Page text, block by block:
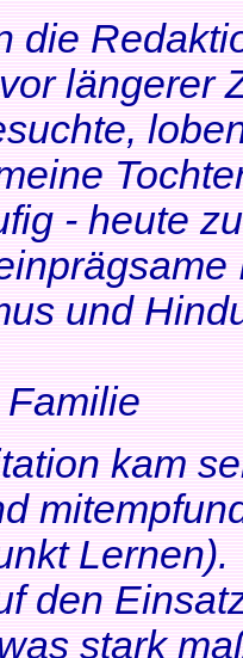
die
längerer
- heute
und
kam
Lernen).
den
stark